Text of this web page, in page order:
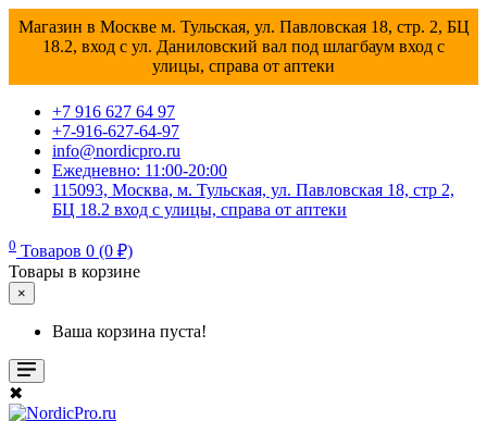
Магазин в Москве м. Тульская, ул. Павловская 18, стр. 2, БЦ
18.2, вход с ул. Даниловский вал под шлагбаум вход с
улицы, справа от аптеки
+7 916 627 64 97
+7-916-627-64-97
info@nordicpro.ru
Ежедневно: 11:00-20:00
115093, Москва, м. Тульская, ул. Павловская 18, стр 2,
БЦ 18.2 вход с улицы, справа от аптеки
0 Товаров 0 (0 ₽)
Товары в корзине
×
Ваша корзина пуста!
✖